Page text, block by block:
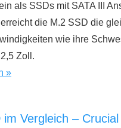
als SSDs mit SATA III
die M.2 SSD die
wie ihre
Zoll.
im Vergleich –